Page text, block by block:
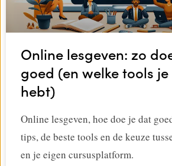
Online lesgeven: zo
goed (en welke tools
hebt)
Online lesgeven, hoe doe je dat
tips, de beste tools en de keuze
en je eigen cursusplatform.